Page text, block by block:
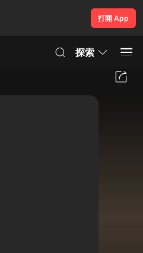
打開 App
探索